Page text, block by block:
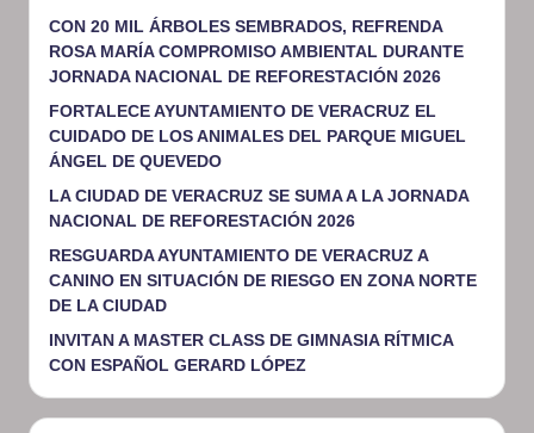
CON 20 MIL ÁRBOLES SEMBRADOS, REFRENDA
ROSA MARÍA COMPROMISO AMBIENTAL DURANTE
JORNADA NACIONAL DE REFORESTACIÓN 2026
FORTALECE AYUNTAMIENTO DE VERACRUZ EL
CUIDADO DE LOS ANIMALES DEL PARQUE MIGUEL
ÁNGEL DE QUEVEDO
LA CIUDAD DE VERACRUZ SE SUMA A LA JORNADA
NACIONAL DE REFORESTACIÓN 2026
RESGUARDA AYUNTAMIENTO DE VERACRUZ A
CANINO EN SITUACIÓN DE RIESGO EN ZONA NORTE
DE LA CIUDAD
INVITAN A MASTER CLASS DE GIMNASIA RÍTMICA
CON ESPAÑOL GERARD LÓPEZ